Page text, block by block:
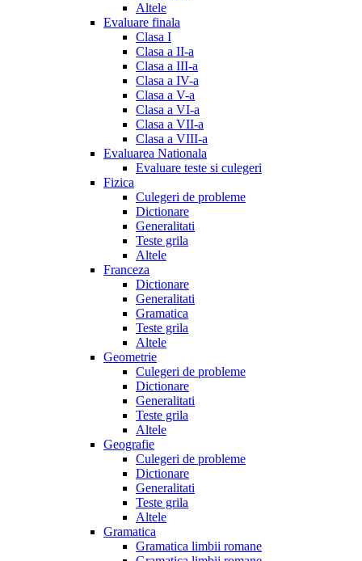
Altele
Evaluare finala
Clasa I
Clasa a II-a
Clasa a III-a
Clasa a IV-a
Clasa a V-a
Clasa a VI-a
Clasa a VII-a
Clasa a VIII-a
Evaluarea Nationala
Evaluare teste si culegeri
Fizica
Culegeri de probleme
Dictionare
Generalitati
Teste grila
Altele
Franceza
Dictionare
Generalitati
Gramatica
Teste grila
Altele
Geometrie
Culegeri de probleme
Dictionare
Generalitati
Teste grila
Altele
Geografie
Culegeri de probleme
Dictionare
Generalitati
Teste grila
Altele
Gramatica
Gramatica limbii romane